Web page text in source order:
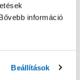
információ
Beállítások